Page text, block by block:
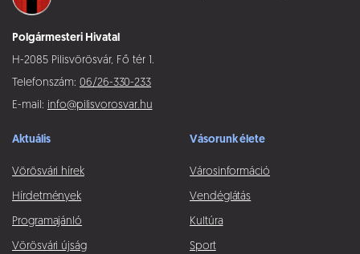
Polgármesteri Hivatal
H-2085 Pilisvörösvár, Fő tér 1.
Telefonszám: 06/26-330-233
E-mail: info@pilisvorosvar.hu
Aktuális
Vörösvári hírek
Hírdetmények
Programajánló
Vörösvári újság
Vásorunk élete
Városinformáció
Vendéglátás
Kultúra
Sport